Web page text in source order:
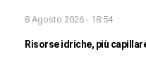
8 Agosto 2026 - 18:54
Risorse idriche, più